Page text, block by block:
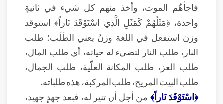
فاجأهُم الموت، وأخذ منهم كل شيء في ثانيةٍ
واحدة، ﴿مَثَلُهُمْ كَمَثَلِ الَّذِي اسْتَوْقَدَ نَاراً﴾ استوقد
وزن استفعل في اللغة وزنٌ يعني الطَلَب؛ طلب
النار، طلب النار لتضيء له حياته، أي طلب المال،
طلب العز، طلب المكانة العلّية، طلب الجمال،
طلب البيت المريح، طلب المركبة، هذه طلباته.
﴿اسْتَوْقَدَ نَاراً﴾ من أجل أن تنير له، فبعد جهدٍ جهيد،